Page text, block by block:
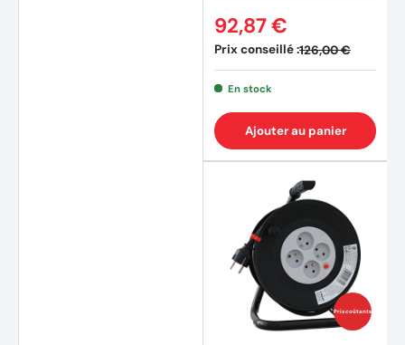
Prix conseillé :126,00 €
92,87 €
En stock
Ajouter au panier
Prix coûtants